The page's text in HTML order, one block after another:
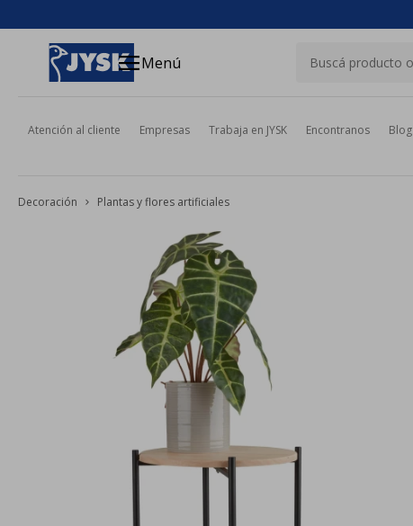
menuMenú
Atención al cliente Empresas Trabaja en JYSK Encontranos Blog
Decoración Plantas y flores artificiales
close